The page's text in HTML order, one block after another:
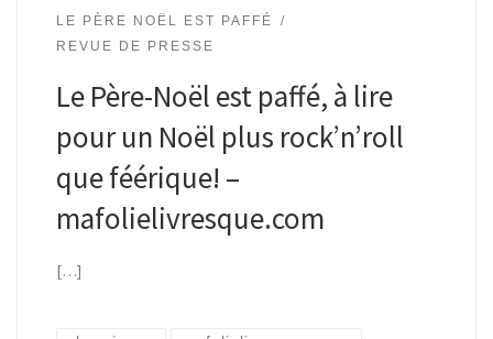
LE PÈRE NOËL EST PAFFÉ
REVUE DE PRESSE
Le Père-Noël est paffé, à lire
pour un Noël plus rock’n’roll
que féérique! –
mafolielivresque.com
[…]